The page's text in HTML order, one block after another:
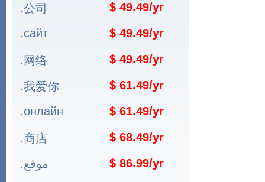
.公司
$ 49.49/yr
.сайт
$ 49.49/yr
.网络 $ 49.49/yr
.我爱你
$ 61.49/yr
.онлайн
$ 61.49/yr
.商店 $ 68.49/yr
.موقع $ 86.99/yr